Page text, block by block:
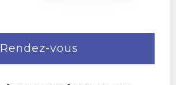
Rendez-vous